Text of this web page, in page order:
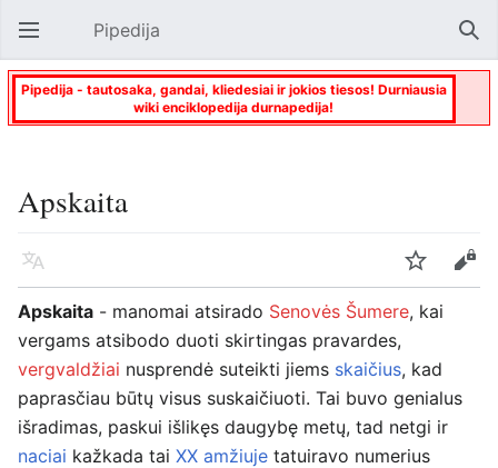
Atverti pagrindinį meniu Pipedija
Pipedija - tautosaka, gandai, kliedesiai ir jokios tiesos! Durniausia
wiki enciklopedija durnapedija!
Apskaita
Kalba Stebėti
Keisti
Apskaita - manomai atsirado Senovės Šumere, kai
vergams atsibodo duoti skirtingas pravardes,
vergvaldžiai nusprendė suteikti jiems skaičius, kad
paprasčiau būtų visus suskaičiuoti. Tai buvo genialus
išradimas, paskui išlikęs daugybę metų, tad netgi ir
naciai kažkada tai XX amžiuje tatuiravo numerius